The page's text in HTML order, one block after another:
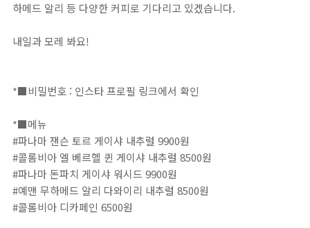
하메드 알리 등 다양한 커피로 기다리고 있겠습니다.⁣
내일과 모레 봐요!⁣
*■비밀번호 : 인스타 프로필 링크에서 확인⁣⁣⁣⁣⁣⁣⁣⁣⁣⁣⁣⁣⁣⁣⁣⁣⁣⁣⁣⁣⁣⁣⁣⁣⁣⁣⁣⁣⁣⁣⁣⁣⁣⁣⁣⁣⁣⁣⁣⁣⁣⁣⁣⁣⁣⁣⁣⁣⁣⁣⁣⁣⁣⁣⁣⁣⁣⁣⁣⁣⁣⁣⁣⁣⁣⁣⁣⁣⁣⁣⁣⁣⁣⁣⁣⁣⁣⁣⁣⁣⁣⁣⁣⁣⁣⁣⁣⁣⁣⁣⁣⁣⁣⁣⁣⁣⁣⁣⁣⁣⁣⁣⁣⁣⁣⁣⁣⁣⁣⁣⁣⁣⁣⁣⁣⁣⁣⁣⁣⁣⁣⁣⁣⁣⁣⁣⁣⁣⁣⁣⁣⁣⁣⁣⁣⁣⁣⁣⁣⁣⁣⁣⁣⁣⁣⁣⁣⁣⁣⁣⁣⁣⁣⁣⁣⁣⁣⁣⁣⁣⁣⁣⁣⁣⁣⁣⁣⁣⁣⁣⁣⁣⁣⁣⁣⁣⁣⁣⁣⁣⁣⁣⁣⁣⁣⁣⁣⁣⁣⁣⁣⁣⁣⁣⁣⁣⁣⁣⁣⁣⁣⁣⁣⁣⁣⁣⁣⁣⁣⁣⁣⁣⁣⁣⁣⁣⁣⁣⁣⁣⁣
*■메뉴⁣⁣⁣⁣⁣⁣⁣⁣⁣⁣⁣⁣⁣⁣⁣⁣⁣⁣⁣⁣⁣⁣⁣⁣⁣⁣⁣⁣⁣⁣⁣⁣⁣⁣⁣⁣⁣⁣⁣⁣⁣⁣⁣⁣⁣⁣⁣⁣⁣⁣⁣⁣⁣⁣⁣⁣⁣⁣⁣⁣⁣⁣⁣⁣⁣⁣⁣⁣⁣⁣⁣⁣⁣⁣⁣⁣⁣⁣⁣⁣⁣⁣⁣⁣⁣⁣⁣⁣⁣⁣⁣⁣⁣⁣⁣⁣⁣⁣⁣⁣⁣⁣⁣⁣⁣⁣⁣⁣⁣⁣⁣⁣⁣⁣⁣⁣⁣⁣⁣⁣⁣⁣⁣⁣⁣⁣⁣⁣⁣⁣⁣⁣⁣⁣⁣⁣⁣⁣⁣⁣⁣⁣⁣⁣⁣⁣⁣⁣⁣⁣⁣⁣⁣⁣⁣⁣⁣⁣⁣⁣⁣⁣⁣⁣⁣⁣⁣⁣⁣⁣⁣⁣⁣⁣⁣⁣⁣⁣⁣⁣⁣⁣⁣⁣⁣⁣⁣⁣⁣⁣⁣⁣⁣⁣⁣⁣⁣⁣⁣⁣⁣⁣⁣⁣⁣⁣⁣⁣⁣⁣⁣⁣⁣⁣⁣⁣⁣⁣⁣⁣⁣⁣⁣⁣⁣⁣⁣⁣⁣⁣⁣⁣⁣⁣⁣⁣⁣⁣⁣⁣⁣⁣⁣⁣⁣⁣
#파나마 잰슨 토르 게이샤 내추럴 9900원⁣⁣⁣⁣⁣
#콜롬비아 엘 베르헬 퀸 게이샤 내추럴 8500원⁣⁣⁣⁣⁣
#파나마 돈파치 게이샤 워시드 9900원⁣
#예맨 무하메드 알리 다와이리 내추럴 8500원⁣
#콜롬비아 디카페인 6500원⁣⁣⁣⁣⁣